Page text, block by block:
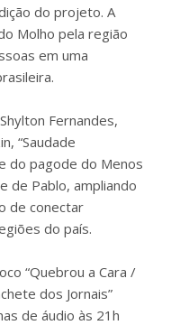
do projeto. A
Molho pela região
em uma
Fernandes,
“Saudade
do pagode do Menos
de Pablo, ampliando
de conectar
do país.
“Quebrou a Cara /
dos Jornais”
de áudio às 21h